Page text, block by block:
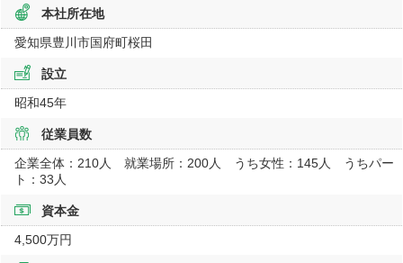
本社所在地
愛知県豊川市国府町桜田
設立
昭和45年
従業員数
企業全体：210人 就業場所：200人 うち女性：145人 うちパー
ト：33人
資本金
4,500万円